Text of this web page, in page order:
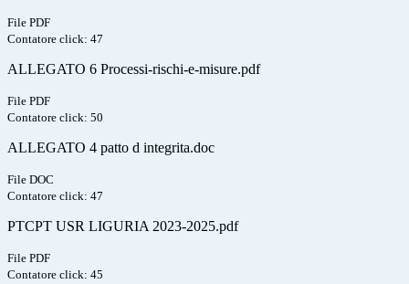
File PDF
Contatore click: 47
ALLEGATO 6 Processi-rischi-e-misure.pdf
File PDF
Contatore click: 50
ALLEGATO 4 patto d integrita.doc
File DOC
Contatore click: 47
PTCPT USR LIGURIA 2023-2025.pdf
File PDF
Contatore click: 45